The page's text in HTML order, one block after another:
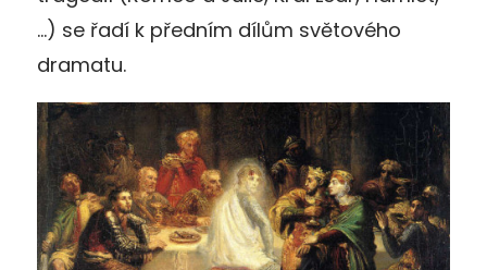
…) se řadí k předním dílům světového
dramatu.